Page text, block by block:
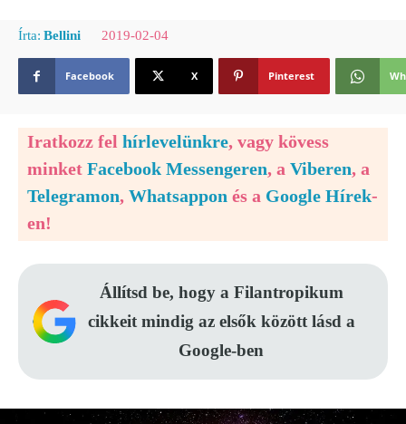
Írta: Bellini 2019-02-04
Facebook X Pinterest
Iratkozz fel hírlevelünkre, vagy kövess
minket Facebook Messengeren, a Viberen, a
Telegramon, Whatsappon és a Google Hírek-
en!
Állítsd be, hogy a Filantropikum
cikkeit mindig az elsők között lásd a
Google-ben